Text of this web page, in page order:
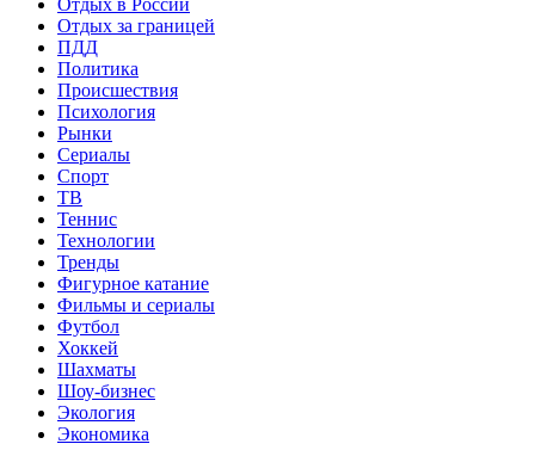
Отдых за границей
ПДД
Политика
Происшествия
Психология
Рынки
Сериалы
Спорт
ТВ
Теннис
Технологии
Тренды
Фигурное катание
Фильмы и сериалы
Футбол
Хоккей
Шахматы
Шоу-бизнес
Экология
Экономика